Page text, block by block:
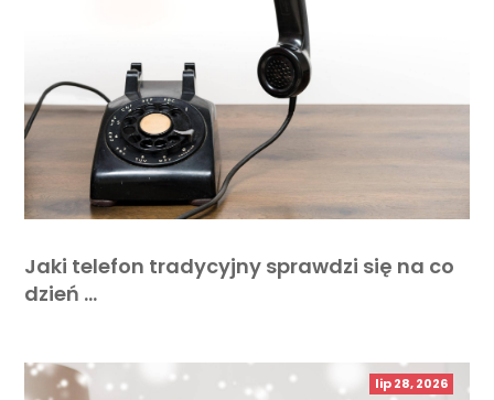
Jaki telefon tradycyjny sprawdzi się na co
dzień …
lip 28, 2026